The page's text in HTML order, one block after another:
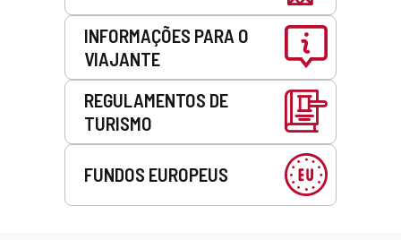
INFORMAÇÕES PARA O
VIAJANTE
REGULAMENTOS DE
TURISMO
FUNDOS EUROPEUS